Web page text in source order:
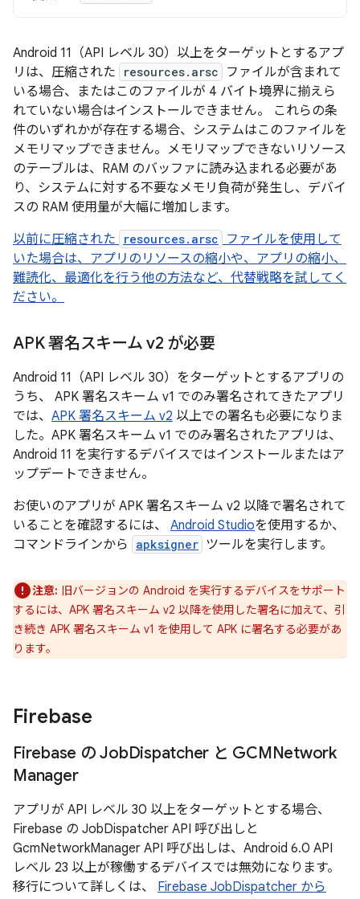
Android 11（API レベル 30）以上をターゲットとするアプ
リは、圧縮された
resources.arsc
ファイルが含まれて
いる場合、またはこのファイルが 4 バイト境界に揃えら
れていない場合はインストールできません。
これらの条
件のいずれかが存在する場合、システムはこのファイルを
メモリマップできません。メモリマップできないリソース
のテーブルは、RAM のバッファに読み込まれる必要があ
り、システムに対する不要なメモリ負荷が発生し、デバイ
スの RAM 使用量が大幅に増加します。
以前に圧縮された
resources.arsc
ファイルを使用して
いた場合は、アプリのリソースの縮小や、アプリの縮小、
難読化、最適化を行う他の方法など、代替戦略を試してく
ださい。
APK 署名スキーム v2 が必要
Android 11（API レベル 30）をターゲットとするアプリの
うち、 APK 署名スキーム v1 でのみ署名されてきたアプリ
では、 APK 署名スキーム v2 以上での署名も必要になりま
した。APK 署名スキーム v1 でのみ署名されたアプリは、
Android 11 を実行するデバイスではインストールまたはア
ップデートできません。
お使いのアプリが APK 署名スキーム v2 以降で署名されて
いることを確認するには、 Android Studioを使用するか、
コマンドラインから
apksigner ツールを実行します。
注意: 旧バージョンの Android を実行するデバイスをサポート
するには、APK 署名スキーム v2 以降を使用した署名に加えて、引
き続き APK 署名スキーム v1 を使用して APK に署名する必要があ
ります。
Firebase
Firebase の JobDispatcher と GCMNetwork
Manager
アプリが API レベル 30 以上をターゲットとする場合、
Firebase の JobDispatcher API 呼び出しと
GcmNetworkManager API 呼び出しは、Android 6.0 API
レベル 23 以上が稼働するデバイスでは無効になります。
移行について詳しくは、 Firebase JobDispatcher から